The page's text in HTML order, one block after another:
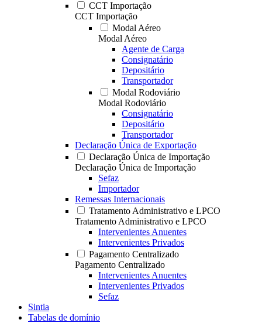
CCT Importação
CCT Importação
Modal Aéreo
Modal Aéreo
Agente de Carga
Consignatário
Depositário
Transportador
Modal Rodoviário
Modal Rodoviário
Consignatário
Depositário
Transportador
Declaração Única de Exportação
Declaração Única de Importação
Declaração Única de Importação
Sefaz
Importador
Remessas Internacionais
Tratamento Administrativo e LPCO
Tratamento Administrativo e LPCO
Intervenientes Anuentes
Intervenientes Privados
Pagamento Centralizado
Pagamento Centralizado
Intervenientes Anuentes
Intervenientes Privados
Sefaz
Sintia
Tabelas de domínio